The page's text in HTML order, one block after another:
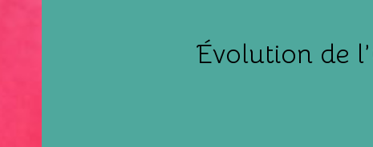
Évolution de